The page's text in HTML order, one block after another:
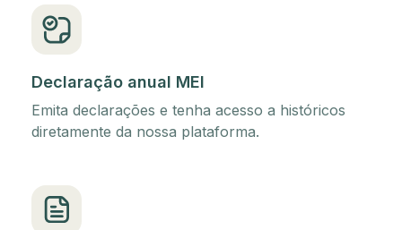
Declaração anual MEI
Emita declarações e tenha acesso a históricos
diretamente da nossa plataforma.